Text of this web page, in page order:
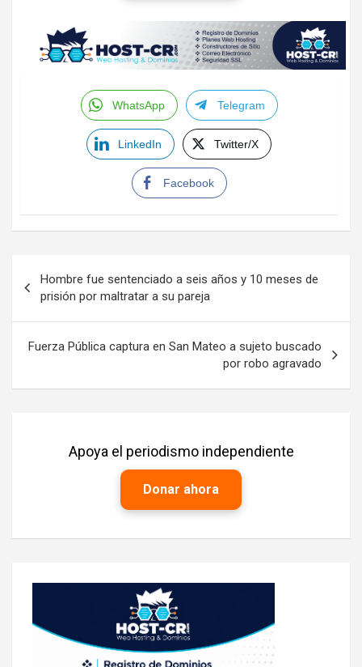
WhatsApp Telegram
LinkedIn Twitter/X
Facebook
de
entradas
Hombre fue sentenciado a seis años y 10 meses de
prisión por maltratar a su pareja
Fuerza Pública captura en San Mateo a sujeto buscado
por robo agravado
Apoya el periodismo independiente
Donar ahora